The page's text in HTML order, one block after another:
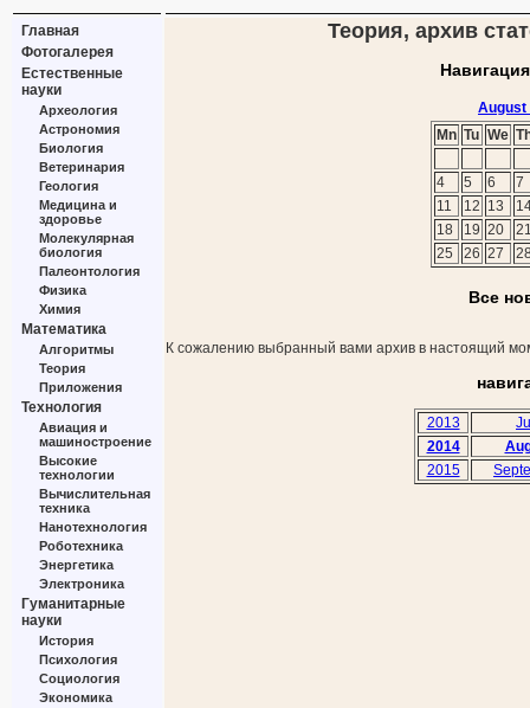
Главная
Фотогалерея
Естественные
науки
Археология
Астрономия
Биология
Ветеринария
Геология
Медицина и
здоровье
Молекулярная
биология
Палеонтология
Физика
Химия
Математика
Алгоритмы
Теория
Приложения
Технология
Авиация и
машиностроение
Высокие
технологии
Вычислительная
техника
Нанотехнология
Роботехника
Энергетика
Электроника
Гуманитарные
науки
История
Психология
Социология
Экономика
Теория, архив
August
Mn Tu We
4 5 6
7
11
12 13
18
19 20
25
26 27
Все
К сожалению выбранный вами архив в настоящий
2013
2014
2015